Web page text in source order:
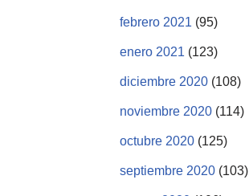
febrero 2021 (95)
enero 2021 (123)
diciembre 2020 (108)
noviembre 2020 (114)
octubre 2020 (125)
septiembre 2020 (103)